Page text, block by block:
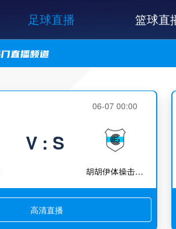
足球直播 篮球直
06-07 00:00
V : S
胡胡伊体操击剑竞技
高清直播